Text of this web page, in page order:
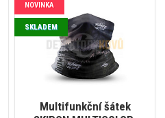
Multifunkční šátek
NOVINKA
SKLADEM